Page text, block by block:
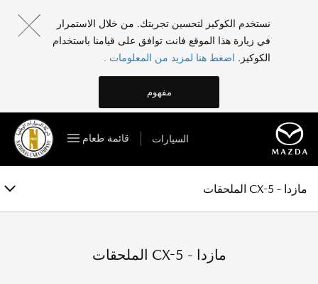
نستخدم الكوكيز لتحسين تجربتك. من خلال الاستمرار
في زيارة هذا الموقع فانت توافق على قيامنا باستخدام
الكوكيز.
اضغط هنا لمزيد من المعلومات .
مفهوم
السيارات قائمة طعام
مازدا - CX-5 الملحقات
الفئات والمواصفات
الخصائص
المعرض
الملحقات
مازدا - CX-5 الملحقات